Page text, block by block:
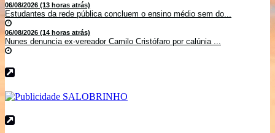
06/08/2026 (13 horas atrás)
Estudantes da rede pública concluem o ensino médio sem do...
06/08/2026 (14 horas atrás)
Nunes denuncia ex-vereador Camilo Cristófaro por calúnia ...